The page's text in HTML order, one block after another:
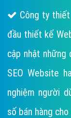
Công ty
đầu thiết kế
cập nhật
SEO Website
nghiệm người
số bán hàng